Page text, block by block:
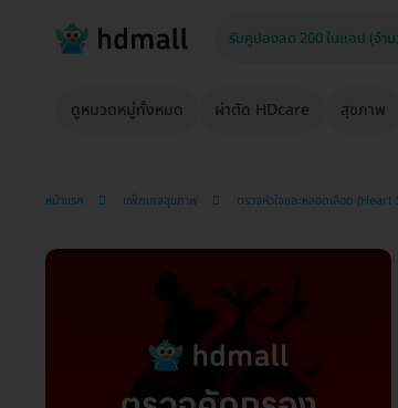
ดูหมวดหมู่ทั้งหมด ผ่าตัด HDcare สุขภาพ
หน้าแรก แพ็กเกจสุขภาพ ตรวจหัวใจและหลอดเลือด